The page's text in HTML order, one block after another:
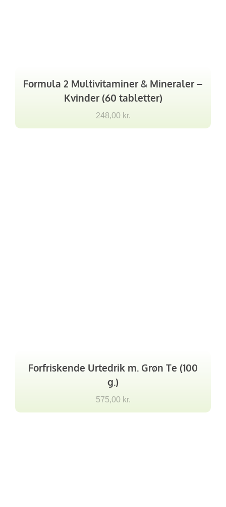
Formula 2 Multivitaminer & Mineraler –
Kvinder (60 tabletter)
248,00 kr.
Forfriskende Urtedrik m. Grøn Te (100
g.)
575,00 kr.